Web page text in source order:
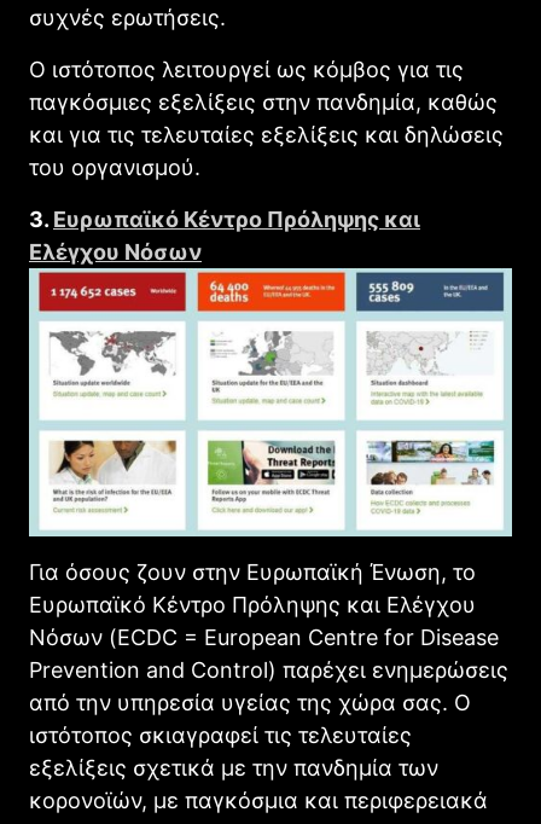
συχνές ερωτήσεις.
Ο ιστότοπος λειτουργεί ως κόμβος για τις
παγκόσμιες εξελίξεις στην πανδημία, καθώς
και για τις τελευταίες εξελίξεις και δηλώσεις
του οργανισμού.
3. Ευρωπαϊκό Κέντρο Πρόληψης και
Ελέγχου Νόσων
Για όσους ζουν στην Ευρωπαϊκή Ένωση, το
Ευρωπαϊκό Κέντρο Πρόληψης και Ελέγχου
Νόσων (ECDC = European Centre for Disease
Prevention and Control) παρέχει ενημερώσεις
από την υπηρεσία υγείας της χώρα σας. Ο
ιστότοπος σκιαγραφεί τις τελευταίες
εξελίξεις σχετικά με την πανδημία των
κορονοϊών, με παγκόσμια και περιφερειακά